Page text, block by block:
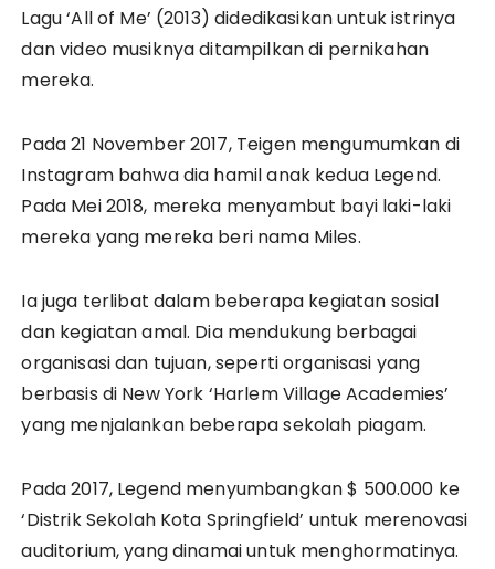
Lagu ‘All of Me’ (2013) didedikasikan untuk istrinya
dan video musiknya ditampilkan di pernikahan
mereka.
Pada 21 November 2017, Teigen mengumumkan di
Instagram bahwa dia hamil anak kedua Legend.
Pada Mei 2018, mereka menyambut bayi laki-laki
mereka yang mereka beri nama Miles.
Ia juga terlibat dalam beberapa kegiatan sosial
dan kegiatan amal. Dia mendukung berbagai
organisasi dan tujuan, seperti organisasi yang
berbasis di New York ‘Harlem Village Academies’
yang menjalankan beberapa sekolah piagam.
Pada 2017, Legend menyumbangkan $ 500.000 ke
‘Distrik Sekolah Kota Springfield’ untuk merenovasi
auditorium, yang dinamai untuk menghormatinya.